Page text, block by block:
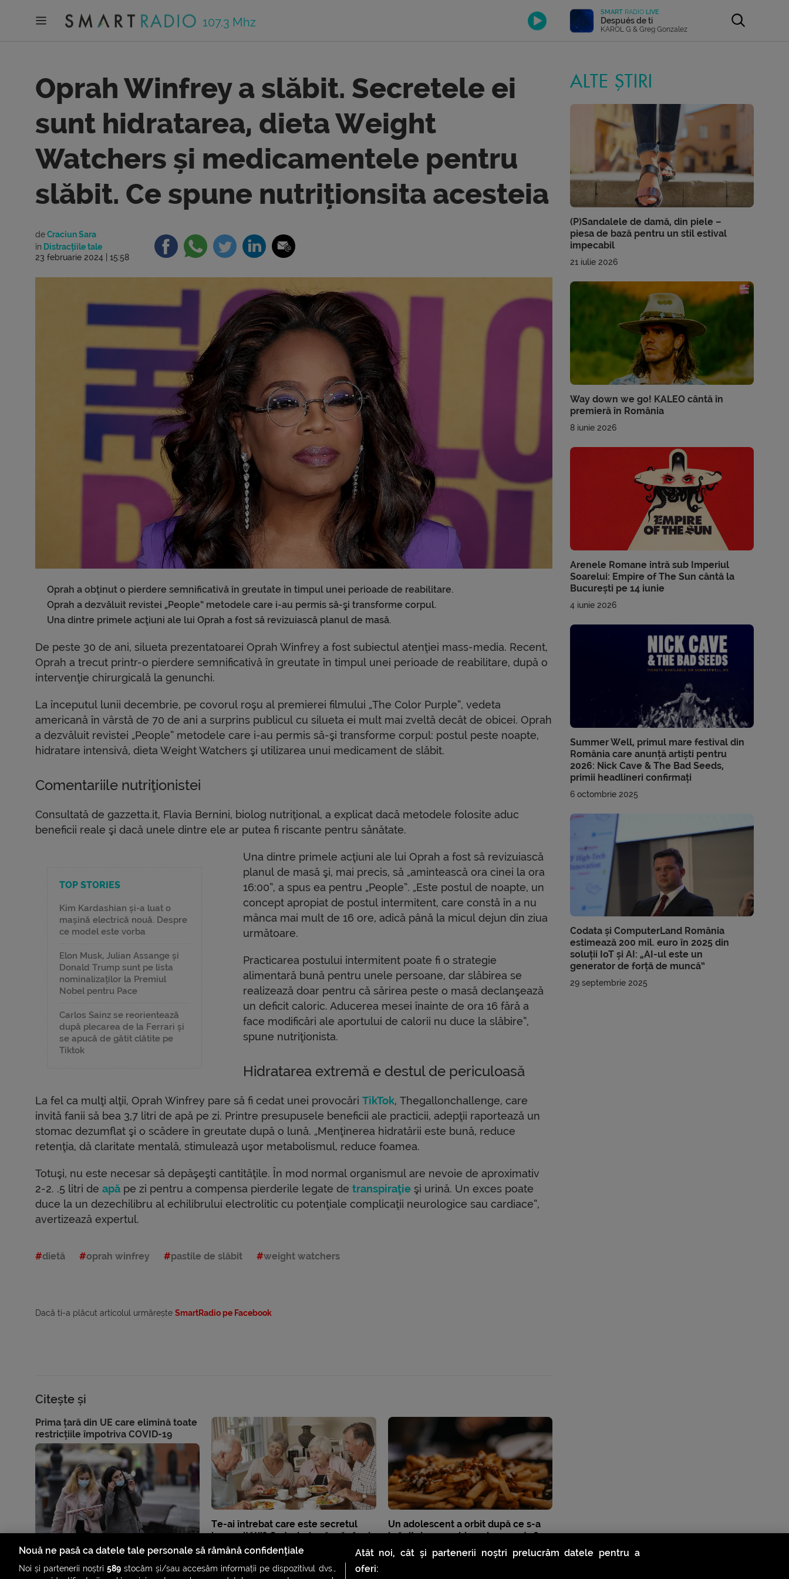
107.3 Mhz
SMART RADIO LIVE
Después de ti
KAROL G & Greg Gonzalez
Oprah Winfrey a slăbit. Secretele ei
sunt hidratarea, dieta Weight
Watchers și medicamentele pentru
slăbit. Ce spune nutriționsita acesteia
deCraciun Sara
în Distracțiile tale
23 februarie 2024 | 15:58
Oprah a obţinut o pierdere semnificativă în greutate în timpul unei perioade de reabilitare.
Oprah a dezvăluit revistei „People” metodele care i-au permis să-şi transforme corpul.
Una dintre primele acţiuni ale lui Oprah a fost să revizuiască planul de masă.
De peste 30 de ani, silueta prezentatoarei Oprah Winfrey a fost subiectul atenţiei mass-media. Recent,
Oprah a trecut printr-o pierdere semnificativă în greutate în timpul unei perioade de reabilitare, după o
intervenţie chirurgicală la genunchi.
La începutul lunii decembrie, pe covorul roşu al premierei filmului „The Color Purple”, vedeta
americană în vârstă de 70 de ani a surprins publicul cu silueta ei mult mai zveltă decât de obicei. Oprah
a dezvăluit revistei „People” metodele care i-au permis să-şi transforme corpul: postul peste noapte,
hidratare intensivă, dieta Weight Watchers şi utilizarea unui medicament de slăbit.
Comentariile nutriţionistei
Consultată de gazzetta.it, Flavia Bernini, biolog nutriţional, a explicat dacă metodele folosite aduc
beneficii reale şi dacă unele dintre ele ar putea fi riscante pentru sănătate.
TOP STORIES
Kim Kardashian și-a luat o
mașină electrică nouă. Despre
ce model este vorba
Elon Musk, Julian Assange și
Donald Trump sunt pe lista
nominalizaților la Premiul
Nobel pentru Pace
Carlos Sainz se reorientează
după plecarea de la Ferrari și
se apucă de gătit clătite pe
Tiktok
Una dintre primele acţiuni ale lui Oprah a fost să revizuiască
planul de masă şi, mai precis, să „amintească ora cinei la ora
16:00”, a spus ea pentru „People”. „Este postul de noapte, un
concept apropiat de postul intermitent, care constă în a nu
mânca mai mult de 16 ore, adică până la micul dejun din ziua
următoare.
Practicarea postului intermitent poate fi o strategie
alimentară bună pentru unele persoane, dar slăbirea se
realizează doar pentru că sărirea peste o masă declanşează
un deficit caloric. Aducerea mesei înainte de ora 16 fără a
face modificări ale aportului de calorii nu duce la slăbire”,
spune nutriţionista.
Hidratarea extremă e destul de periculoasă
La fel ca mulţi alţii, Oprah Winfrey pare să fi cedat unei provocări TikTok, Thegallonchallenge, care
invită fanii să bea 3,7 litri de apă pe zi. Printre presupusele beneficii ale practicii, adepţii raportează un
stomac dezumflat şi o scădere în greutate după o lună. „Menţinerea hidratării este bună, reduce
retenţia, dă claritate mentală, stimulează uşor metabolismul, reduce foamea.
Totuşi, nu este necesar să depăşeşti cantităţile. În mod normal organismul are nevoie de aproximativ
2-2. .5 litri de apă pe zi pentru a compensa pierderile legate de transpiraţie şi urină. Un exces poate
duce la un dezechilibru al echilibrului electrolitic cu potenţiale complicaţii neurologice sau cardiace”,
avertizează expertul.
dietă oprah winfrey pastile de slăbit weight watchers
Dacă ti-a plăcut articolul urmărește SmartRadio pe Facebook
Citește și
Prima țară din UE care elimină toate
restricțiile împotriva COVID-19
Te-ai întrebat care este secretul
longevității? Ce trebuie să mănânci
ca să trăiești mai mult
Un adolescent a orbit după ce s-a
hrănit doar cu chipsuri sau cartofi
prăjiți
ALTE ȘTIRI
(P)Sandalele de damă, din piele –
piesa de bază pentru un stil estival
impecabil
21 iulie 2026
Way down we go! KALEO cântă în
premieră în România
8 iunie 2026
Arenele Romane intră sub Imperiul
Soarelui: Empire of The Sun cântă la
București pe 14 iunie
4 iunie 2026
Summer Well, primul mare festival din
România care anunță artiști pentru
2026: Nick Cave & The Bad Seeds,
primii headlineri confirmați
6 octombrie 2025
Codata și ComputerLand România
estimează 200 mil. euro în 2025 din
soluții IoT și AI: „AI-ul este un
generator de forță de muncă”
29 septembrie 2025
Nouă ne pasă ca datele tale personale să rămână confidențiale
Noi și partenerii noștri589 stocăm și/sau accesăm informații pe dispozitivul dvs.,
Atât noi, cât și partenerii noștri prelucrăm datele pentru a
oferi: